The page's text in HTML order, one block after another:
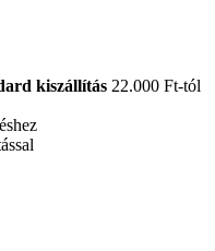
kiszállítás 22.000 Ft-tól